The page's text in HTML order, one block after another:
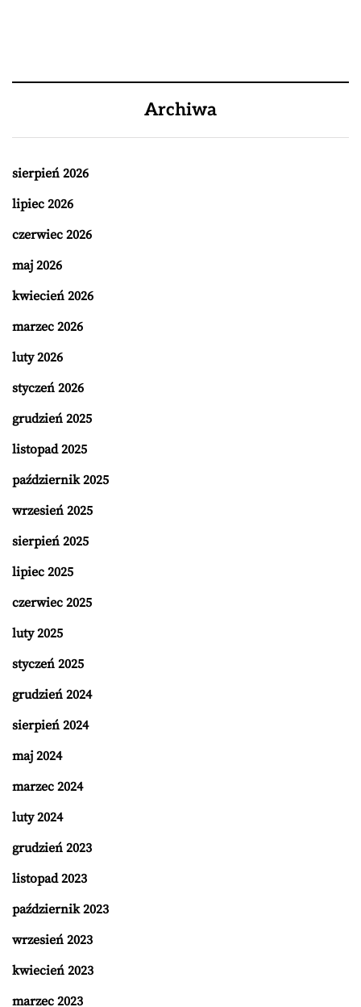
Archiwa
sierpień 2026
lipiec 2026
czerwiec 2026
maj 2026
kwiecień 2026
marzec 2026
luty 2026
styczeń 2026
grudzień 2025
listopad 2025
październik 2025
wrzesień 2025
sierpień 2025
lipiec 2025
czerwiec 2025
luty 2025
styczeń 2025
grudzień 2024
sierpień 2024
maj 2024
marzec 2024
luty 2024
grudzień 2023
listopad 2023
październik 2023
wrzesień 2023
kwiecień 2023
marzec 2023